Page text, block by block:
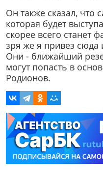
Он также сказал, что
которая будет
скорее всего станет
зря же я привез сюда
Они - ближайший
могут попасть в
Родионов.